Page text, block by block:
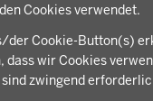
Cookies verwendet.
der Cookie-Button(s)
dass wir Cookies
zwingend